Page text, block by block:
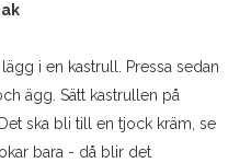
i en kastrull. Pressa sedan
ägg. Sätt kastrullen på
ska bli till en tjock kräm, se
bara - då blir det